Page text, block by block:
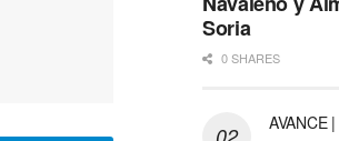
Soria
0 SHARES
AVANCE